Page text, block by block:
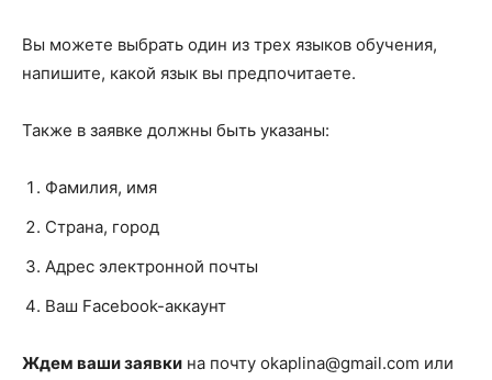
Вы можете выбрать один из трех языков обучения,
напишите, какой язык вы предпочитаете.
Также в заявке должны быть указаны:
Фамилия, имя
Страна, город
Адрес электронной почты
Ваш Facebook-аккаунт
Ждем ваши заявки на почту okaplina@gmail.com или